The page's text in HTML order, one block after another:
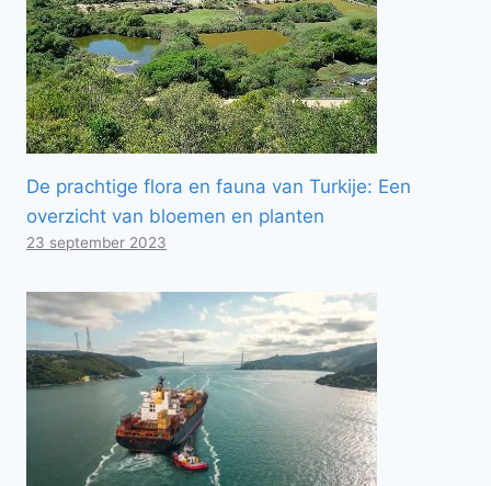
De prachtige flora en fauna van Turkije: Een
overzicht van bloemen en planten
23 september 2023